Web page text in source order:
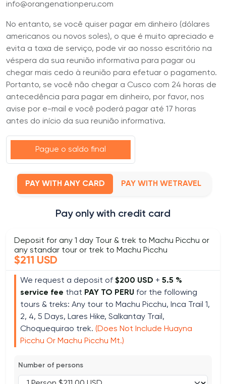
info@orangenationperu.com
No entanto, se você quiser pagar em dinheiro (dólares
americanos ou novos soles), o que é muito apreciado e
evita a taxa de serviço, pode vir ao nosso escritório na
véspera da sua reunião informativa para pagar ou
chegar mais cedo à reunião para efetuar o pagamento.
Portanto, se você não chegar a Cusco com 24 horas de
antecedência para pagar em dinheiro, por favor, nos
avise por e-mail e você poderá pagar até 17 horas
antes do início da sua reunião informativa.
Pague o saldo final
PAY WITH ANY CARD PAY WITH WETRAVEL
Pay only with credit card
Deposit for any 1 day Tour & trek to Machu Picchu or
any standar tour or trek to Machu Picchu
$211 USD
We request a deposit of $200 USD + 5.5 %
service fee that PAY TO PERU for the following
tours & treks: Any tour to Machu Picchu, Inca Trail 1,
2, 4, 5 Days, Lares Hike, Salkantay Trail,
Choquequirao trek. (Does Not Include Huayna
Picchu Or Machu Picchu Mt.)
Number of persons